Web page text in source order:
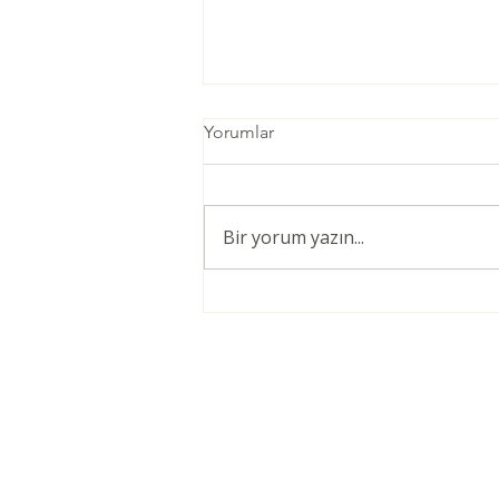
Yorumlar
Bir yorum yazın...